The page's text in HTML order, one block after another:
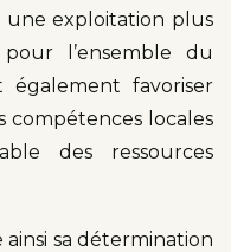
une exploitation plus
l’ensemble du
également favoriser
locales
des ressources
sa détermination